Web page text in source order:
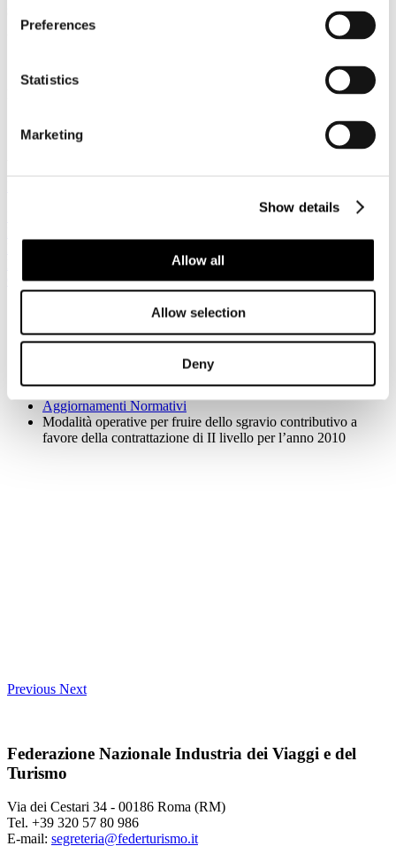
Preferences
Statistics
Marketing
Show details
Allow all
Allow selection
Deny
contrattazione di II livello per l’anno
Pubblicato: 24 Luglio 2012
Collana "Lavoro e turismo"
I Servizi
Aggiornamenti Normativi
RIAS
Aggiornamenti Normativi
Modalità operative per fruire dello sgravio contributivo a
favore della contrattazione di II livello per l’anno 2010
Previous Next
Federazione Nazionale Industria dei Viaggi e del
Turismo
Via dei Cestari 34 - 00186 Roma (RM)
Tel. +39 320 57 80 986
E-mail: segreteria@federturismo.it